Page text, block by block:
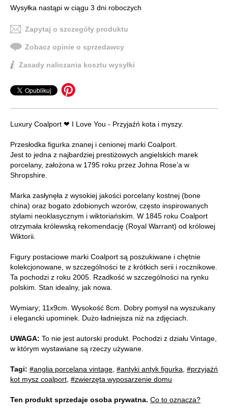
Wysyłka nastąpi w ciągu 3 dni roboczych
Zapytaj o szczegóły produktu
Zobacz opinie o sprzedawcy
Zasady naliczania kosztu wysyłki
Luxury Coalport ❤ I Love You - Przyjaźń kota i myszy.
Przesłodka figurka znanej i cenionej marki Coalport.
Jest to jedna z najbardziej prestiżowych angielskich marek
porcelany, założona w 1795 roku przez Johna Rose’a w
Shropshire.
Marka zasłynęła z wysokiej jakości porcelany kostnej (bone
china) oraz bogato zdobionych wzorów, często inspirowanych
stylami neoklasycznym i wiktoriańskim. W 1845 roku Coalport
otrzymała królewską rekomendację (Royal Warrant) od królowej
Wiktorii.
Figury postaciowe marki Coalport są poszukiwane i chętnie
kolekcjonowane, w szczególności te z krótkich serii i rocznikowe.
Ta pochodzi z roku 2005. Rzadkość w szczególności na rynku
polskim. Stan idealny, jak nowa.
Wymiary; 11x9cm. Wysokość 8cm. Dobry pomysł na wyszukany
i elegancki upominek. Dużo ładniejsza niż na zdjęciach.
UWAGA: To nie jest autorski produkt. Pochodzi z działu Vintage,
w którym wystawiane są rzeczy używane.
Tagi: #anglia porcelana vintage #antyki antyk figurka #przyjaźń
kot mysz coalport #zwierzęta wyposarzenie domu
Ten produkt sprzedaje osoba prywatna. Co to oznacza?